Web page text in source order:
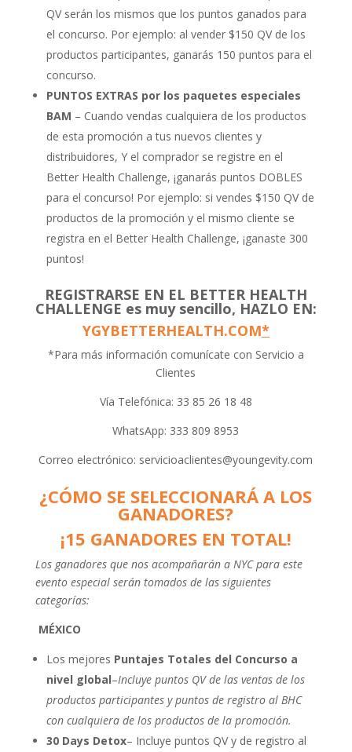
QV serán los mismos que los puntos ganados para
el concurso. Por ejemplo: al vender $150 QV de los
productos participantes, ganarás 150 puntos para el
concurso.
PUNTOS EXTRAS por los paquetes especiales
BAM – Cuando vendas cualquiera de los productos
de esta promoción a tus nuevos clientes y
distribuidores, Y el comprador se registre en el
Better Health Challenge, ¡ganarás puntos DOBLES
para el concurso! Por ejemplo: si vendes $150 QV de
productos de la promoción y el mismo cliente se
registra en el Better Health Challenge, ¡ganaste 300
puntos!
REGISTRARSE EN EL BETTER HEALTH
CHALLENGE es muy sencillo, HAZLO EN:
YGYBETTERHEALTH.COM*
*Para más información comunícate con Servicio a
Clientes
Vía Telefónica: 33 85 26 18 48
WhatsApp: 333 809 8953
Correo electrónico: servicioaclientes@youngevity.com
¿CÓMO SE SELECCIONARÁ A LOS
GANADORES?
¡15 GANADORES EN TOTAL!
Los ganadores que nos acompañarán a NYC para este
evento especial serán tomados de las siguientes
categorías:
MÉXICO
Los mejores Puntajes Totales del Concurso a
nivel global–Incluye puntos QV de las ventas de los
productos participantes y puntos de registro al BHC
con cualquiera de los productos de la promoción.
30 Days Detox– Incluye puntos QV y de registro al